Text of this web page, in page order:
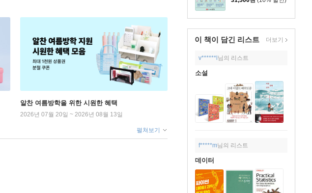
이 책이 담긴 리스트 더보기
v******l 님의 리스트
소설
f*****m님의 리스트
데이터
알찬 여름방학을 위한 시원한 혜택
2026년 07월 20일 ~ 2026년 08월 13일
펼쳐보기